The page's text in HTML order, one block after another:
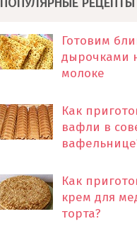
Готовим
дырочками
молоке
Как
вафли в
Как
крем для
торта?